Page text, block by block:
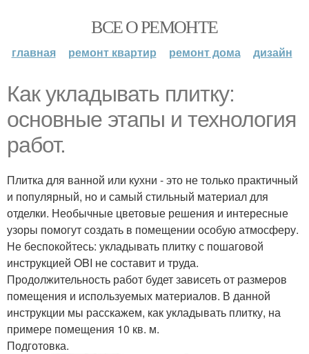
ВСЕ О РЕМОНТЕ
главная ремонт квартир ремонт дома дизайн
Как укладывать плитку:
основные этапы и технология
работ.
Плитка для ванной или кухни - это не только практичный
и популярный, но и самый стильный материал для
отделки. Необычные цветовые решения и интересные
узоры помогут создать в помещении особую атмосферу.
Не беспокойтесь: укладывать плитку с пошаговой
инструкцией OBI не составит и труда.
Продолжительность работ будет зависеть от размеров
помещения и используемых материалов. В данной
инструкции мы расскажем, как укладывать плитку, на
примере помещения 10 кв. м.
Подготовка.